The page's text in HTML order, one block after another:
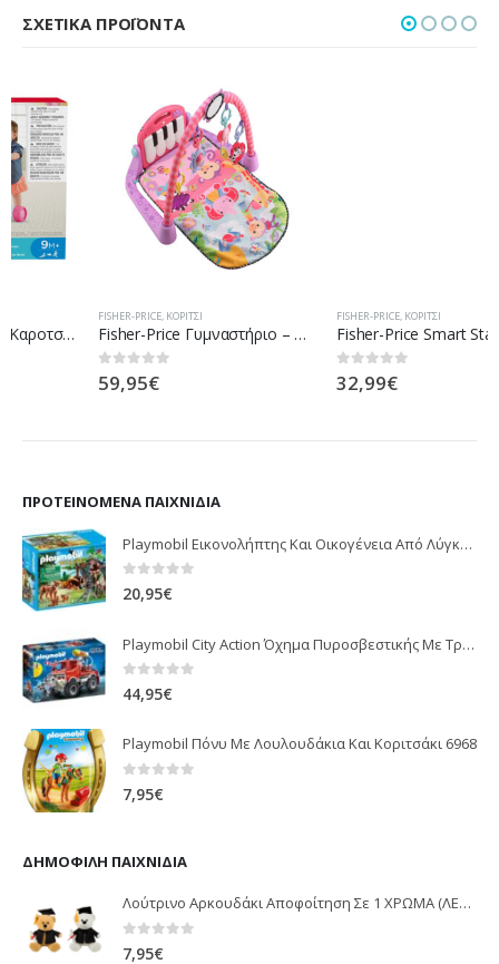
ΣΧΕΤΙΚΆ ΠΡΟΪΌΝΤΑ
ΚΟΡΊΤΣΙ
Fisher-Price Γυμναστήριο – Μουσικό Πιανάκι – Ροζ BLN02
ΚΟΡΊΤΣΙ
Fisher-Price Smart Stages Σκυλάκι Ροζ FPP82
ΠΡΟΤΕΙΝΌΜΕΝΑ ΠΑΙΧΝΊΔΙΑ
Playmobil Εικονολήπτης Και Οικογένεια Από Λύγκες 5561
0 out of 5
20,95€
Playmobil City Action Όχημα Πυροσβεστικής Με Τροχαλία Ρυμούλκησης 9466
0 out of 5
44,95€
Playmobil Πόνυ Με Λουλουδάκια Και Κοριτσάκι 6968
0out of 5
7,95€
ΔΗΜΟΦΙΛΉ ΠΑΙΧΝΊΔΙΑ
Λούτρινο Αρκουδάκι Αποφοίτηση Σε 1 ΧΡΩΜΑ (ΛΕΥΚΟ)25Εκ 1850
0out of 5
7,95€